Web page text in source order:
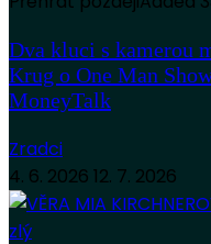
Dva kluci s kamerou
Krug o One Man
MoneyTalk
Zradci
4. 6. 2026 12. 7. 2026